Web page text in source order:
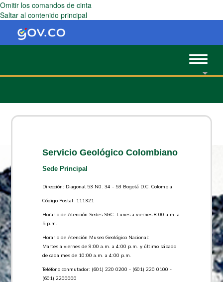
Omitir los comandos de cinta
Saltar al contenido principal
Toggle
Servicio Geológico Colombiano
Sede Principal
Dirección: Diagonal 53 N0. 34 - 53 Bogotá D.C. Colombia
Código Postal: 111321
Horario de Atención Sedes SGC: Lunes a viernes 8.00 a.m. a
5 p.m.
Horario de Atención Museo Geológico Nacional:
Martes a viernes de 9:00 a.m. a 4:00 p.m. y último sábado
de cada mes de 10:00 a.m. a 4:00 p.m.
Teléfono conmutador: (601) 220 0200 - (601) 220 0100 -
(601) 2200000